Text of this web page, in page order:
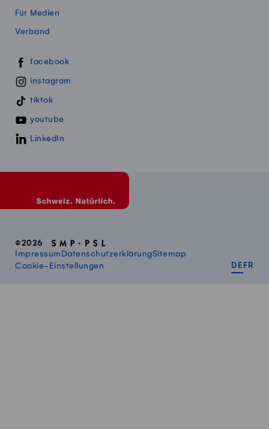
Für Medien
Verband
Swissmillk auf Social Media
facebook
instagram
tiktok
youtube
LinkedIn
©2026
Impressum DatenschutzerklärungSitemap
Cookie-Einstellungen
DE FR